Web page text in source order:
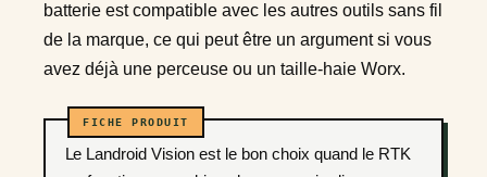
batterie est compatible avec les autres outils sans fil
de la marque, ce qui peut être un argument si vous
avez déjà une perceuse ou un taille-haie Worx.
Le Landroid Vision est le bon choix quand le RTK